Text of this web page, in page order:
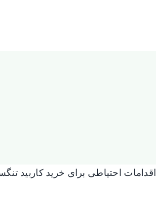
اقدامات احتیاطی برای خریدکاربید